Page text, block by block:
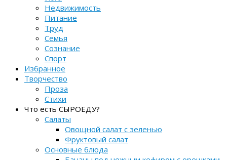
Недвижимость
Питание
Труд
Семья
Сознание
Спорт
Избранное
Творчество
Проза
Стихи
Что есть СЫРОЕДУ?
Салаты
Овощной салат с зеленью
Фруктовый салат
Основные блюда